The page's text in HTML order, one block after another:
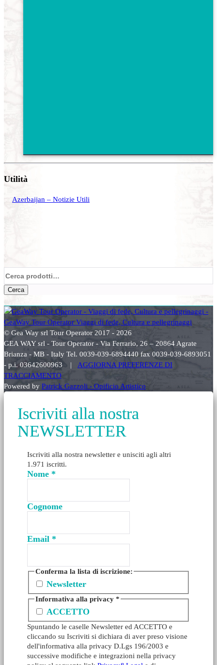
Utilità
Azerbaijan – Notizie Utili
Cerca:
Cerca
© Gea Way srl Tour Operator 2017 - 2026
GEA WAY srl - Tour Operator - Via Ferrario, 26 – 20864 Agrate
Brianza - MB - Italy Tel. 0039-039-6894440 fax 0039-039-6893051
- p.i. 03642600963 | AGGIORNA PREFERENZE DI
TRACCIAMENTO
Powered by Patrick Gazzoli - Opificio Artistico
Iscriviti alla nostra
NEWSLETTER
Iscriviti alla nostra newsletter e unisciti agli altri
1.971 iscritti.
Nome *
Cognome
Email *
Conferma la lista di iscrizione:
Newsletter
Informativa alla privacy*
ACCETTO
Spuntando le caselle Newsletter ed ACCETTO e
cliccando su Iscriviti si dichiara di aver preso visione
dell'informativa alla privacy D.Lgs 196/2003 e
successive modifiche e integrazioni nella privacy